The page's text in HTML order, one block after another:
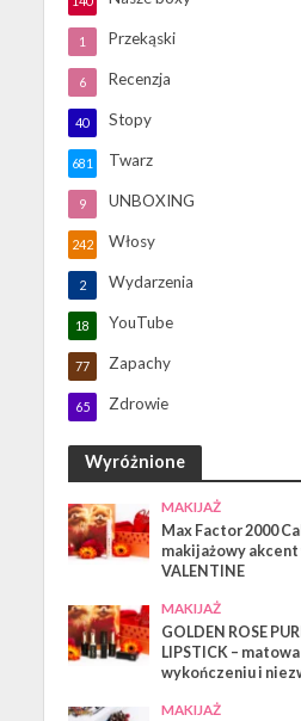
Przekąski
1
Recenzja
6
Stopy
40
Twarz
681
UNBOXING
9
Włosy
242
Wydarzenia
2
YouTube
18
Zapachy
77
Zdrowie
65
Wyróżnione
MAKIJAŻ
Max Factor 2000
makijażowy akcent
VALENTINE
MAKIJAŻ
GOLDEN ROSE
LIPSTICK –
wykończeniu i
MAKIJAŻ